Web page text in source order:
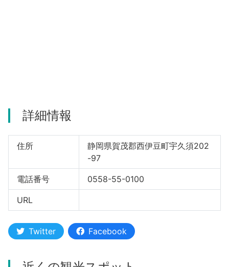
詳細情報
住所
静岡県賀茂郡西伊豆町宇久須202
-97
電話番号 0558-55-0100
URL
Twitter Facebook